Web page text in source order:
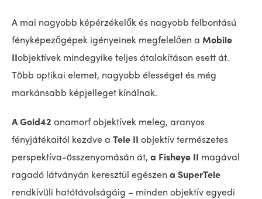
A mai nagyobb képérzékelők és nagyobb felbontású
fényképezőgépek igényeinek megfelelően a Mobile
IIobjektívek mindegyiketeljes átalakításon esett át.
Több optikai elemet, nagyobb élességet és még
markánsabb képjelleget kínálnak.
A Gold42 anamorf objektívek meleg, aranyos
fényjátékaitól kezdve a Tele II objektív természetes
perspektíva-összenyomásán át, a Fisheye II magával
ragadó látványán keresztül egészen a SuperTele
rendkívüli hatótávolságáig – minden objektív egyedi